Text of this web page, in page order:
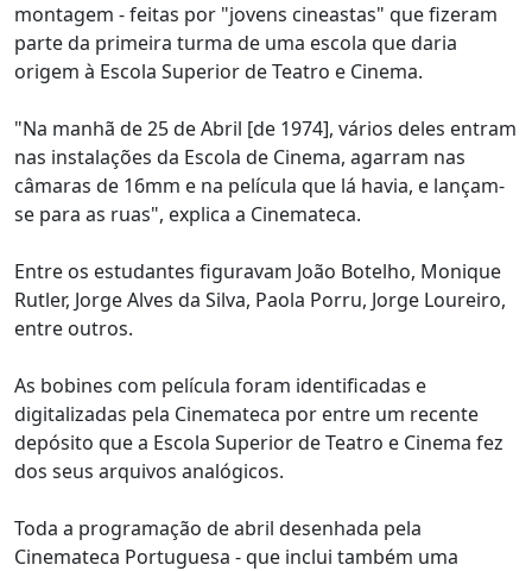
montagem - feitas por "jovens cineastas" que fizeram
parte da primeira turma de uma escola que daria
origem à Escola Superior de Teatro e Cinema.
"Na manhã de 25 de Abril [de 1974], vários deles entram
nas instalações da Escola de Cinema, agarram nas
câmaras de 16mm e na película que lá havia, e lançam-
se para as ruas", explica a Cinemateca.
Entre os estudantes figuravam João Botelho, Monique
Rutler, Jorge Alves da Silva, Paola Porru, Jorge Loureiro,
entre outros.
As bobines com película foram identificadas e
digitalizadas pela Cinemateca por entre um recente
depósito que a Escola Superior de Teatro e Cinema fez
dos seus arquivos analógicos.
Toda a programação de abril desenhada pela
Cinemateca Portuguesa - que inclui também uma